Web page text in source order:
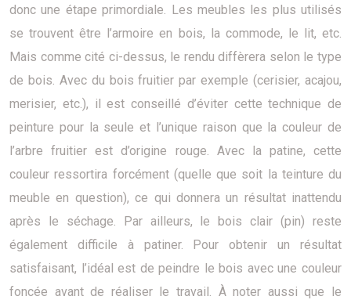
donc une étape primordiale. Les meubles les plus utilisés
se trouvent être l’armoire en bois, la commode, le lit, etc.
Mais comme cité ci-dessus, le rendu diffèrera selon le type
de bois. Avec du bois fruitier par exemple (cerisier, acajou,
merisier, etc.), il est conseillé d’éviter cette technique de
peinture pour la seule et l’unique raison que la couleur de
l’arbre fruitier est d’origine rouge. Avec la patine, cette
couleur ressortira forcément (quelle que soit la teinture du
meuble en question), ce qui donnera un résultat inattendu
après le séchage. Par ailleurs, le bois clair (pin) reste
également difficile à patiner. Pour obtenir un résultat
satisfaisant, l’idéal est de peindre le bois avec une couleur
foncée avant de réaliser le travail. À noter aussi que le